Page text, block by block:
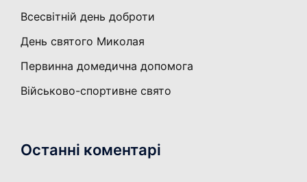
Всесвітній день доброти
День святого Миколая
Первинна домедична допомога
Військово-спортивне свято
Останні коментарі